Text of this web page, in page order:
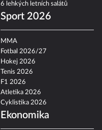
6 lehkých letních salátů
Sport 2026
MMA
Fotbal 2026/27
Hokej 2026
Tenis 2026
F1 2026
Atletika 2026
Cyklistika 2026
Ekonomika